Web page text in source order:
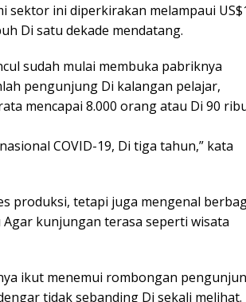
sektor ini diperkirakan melampaui
Di satu dekade mendatang.
sudah mulai membuka pabriknya
pengunjung Di kalangan pelajar,
mencapai 8.000 orang atau Di 90
COVID-19, Di tiga tahun,” kata
produksi, tetapi juga mengenal
kunjungan terasa seperti wisata
ikut menemui rombongan
tidak sebanding Di sekali melihat.